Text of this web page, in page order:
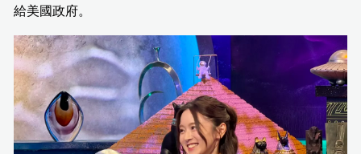
給美國政府。